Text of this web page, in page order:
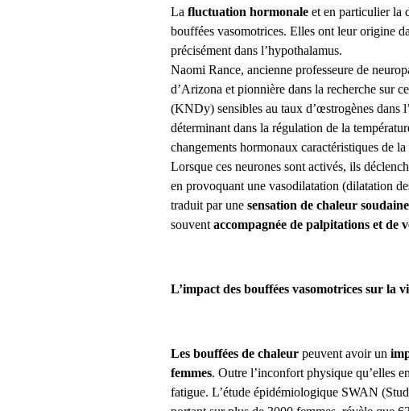
La fluctuation hormonale et en particulier la
bouffées vasomotrices. Elles ont leur origine
précisément dans l’hypothalamus.
Naomi Rance, ancienne professeure de
d’Arizona et pionnière dans la recherche sur
(KNDy) sensibles au taux d’œstrogènes dans
déterminant dans la régulation de la
changements hormonaux caractéristiques de la
Lorsque ces neurones sont activés, ils
en provoquant une vasodilatation (dilatation
traduit par une sensation de chaleur
souvent accompagnée de palpitations et de
L’impact des bouffées vasomotrices sur la
Les bouffées de chaleur peuvent avoir un
femmes. Outre l’inconfort physique qu’elles
fatigue. L’étude épidémiologique SWAN